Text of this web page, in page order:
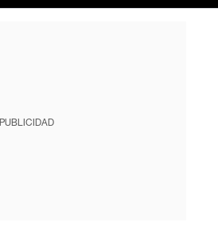
PUBLICIDAD